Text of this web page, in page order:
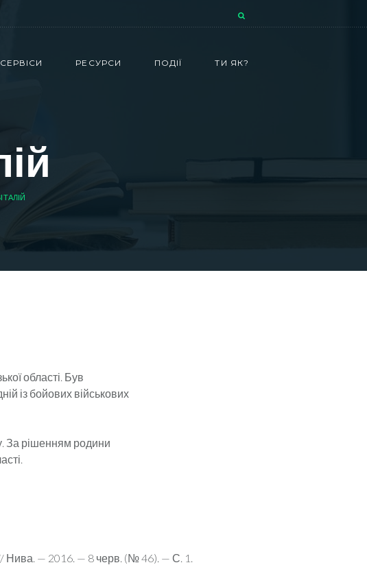
СЕРВІСИ РЕСУРСИ ПОДІЇ ТИ ЯК?
області. Був
із бойових військових
За рішенням родини
Нива. — 2016. — 8 черв. (№ 46). — С. 1.